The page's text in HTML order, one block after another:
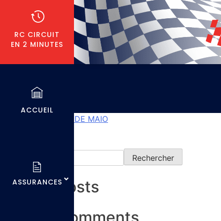
RC CIRCUIT
EN 2 MINUTES
ACCUEIL
ASSURANCES
Géraldine DE MAIO
Rechercher
Recent Posts
Recent Comments